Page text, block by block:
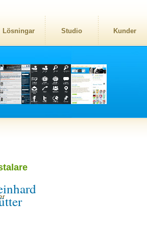
Lösningar Studio Kunder